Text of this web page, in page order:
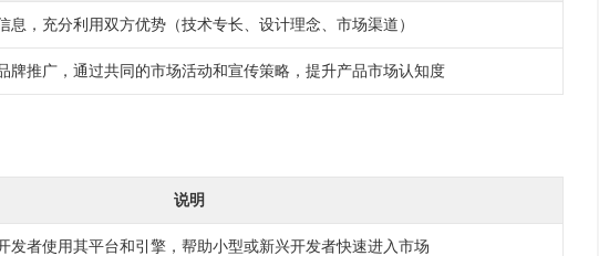
息，充分利用双方优势（技术专长、设计理念、市场渠道）
牌推广，通过共同的市场活动和宣传策略，提升产品市场认知度
说明
发者使用其平台和引擎，帮助小型或新兴开发者快速进入市场